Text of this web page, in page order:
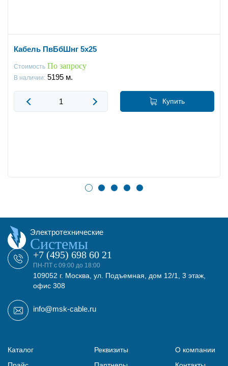
Кабель ПвБбШнг 5x25
Стоимость По запросу
В наличии: 5195 м.
Купить
Электротехнические
Системы
+7 (495) 698 60 21
ПН-ПТ с 09:00 до 18:00
109052 г. Москва, ул. Подъемная, дом 12/1, 3 этаж,
офис 308
info@msk-cable.ru
Каталог
Реквизиты
О компании